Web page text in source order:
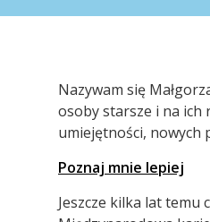
Nazywam się
osoby starsze i na ich
umiejętności, nowych
Poznaj mnie lepiej
Jeszcze kilka lat temu